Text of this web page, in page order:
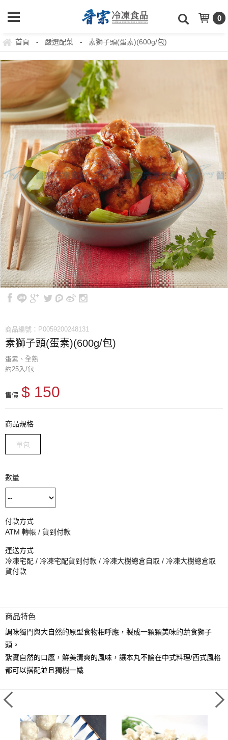
0
首頁 - 嚴選配菜 - 素獅子頭(蛋素)(600g/包)
商品編號：P0059200248131
素獅子頭(蛋素)(600g/包)
蛋素、全熟
約25入/包
售價 $ 150
商品規格
單包
數量
付款方式
ATM 轉帳 / 貨到付款
運送方式
冷凍宅配 / 冷凍宅配貨到付款 / 冷凍大樹總倉自取 / 冷凍大樹總倉取
貨付款
商品特色
調味獨門與大自然的原型食物相呼應，製成一顆顆美味的蔬食獅子
頭。
紮實自然的口感，鮮美清爽的風味，讓本丸不論在中式料理/西式風格
都可以搭配並且獨樹一幟